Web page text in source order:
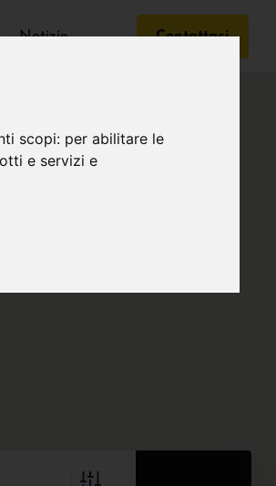
scopi: per abilitare le
e servizi e
Notizie Contattaci